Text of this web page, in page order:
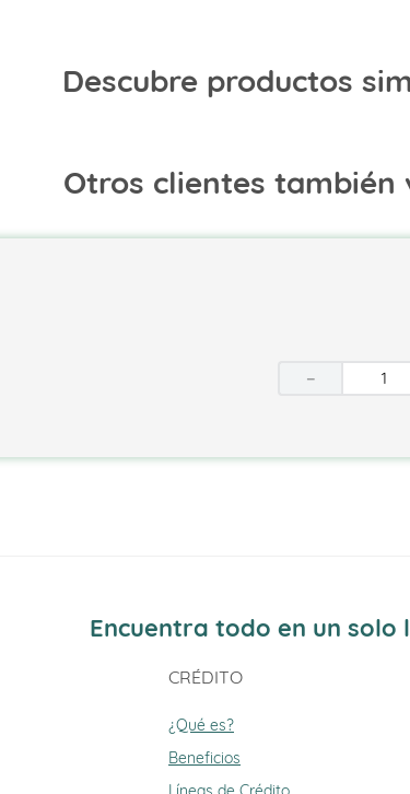
Descubre productos
Otros clientes también
－
Encuentra todo en un solo
CRÉDITO
¿Qué es?
Beneficios